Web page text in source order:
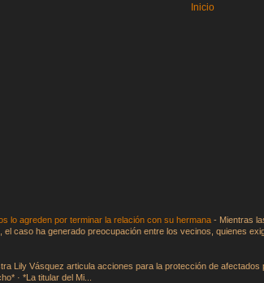
Inicio
lo agreden por terminar la relación con su hermana - Mientras
el caso ha generado preocupación entre los vecinos, quienes
Lily Vásquez articula acciones para la protección de
· *La titular del Mi...